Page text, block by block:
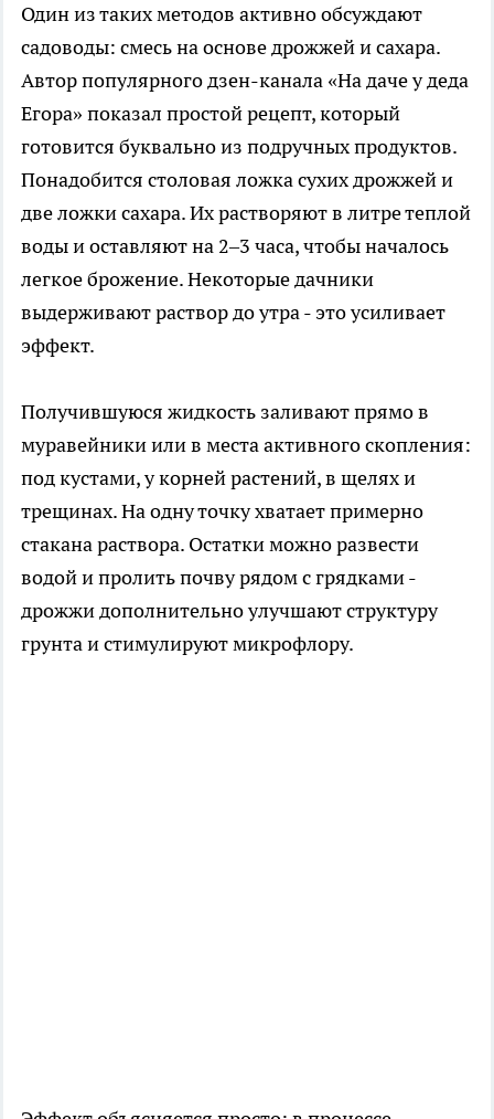
Один из таких методов активно обсуждают
садоводы: смесь на основе дрожжей и сахара.
Автор популярного дзен-канала «На даче у деда
Егора» показал простой рецепт, который
готовится буквально из подручных продуктов.
Понадобится столовая ложка сухих дрожжей и
две ложки сахара. Их растворяют в литре теплой
воды и оставляют на 2–3 часа, чтобы началось
легкое брожение. Некоторые дачники
выдерживают раствор до утра - это усиливает
эффект.
Получившуюся жидкость заливают прямо в
муравейники или в места активного скопления:
под кустами, у корней растений, в щелях и
трещинах. На одну точку хватает примерно
стакана раствора. Остатки можно развести
водой и пролить почву рядом с грядками -
дрожжи дополнительно улучшают структуру
грунта и стимулируют микрофлору.